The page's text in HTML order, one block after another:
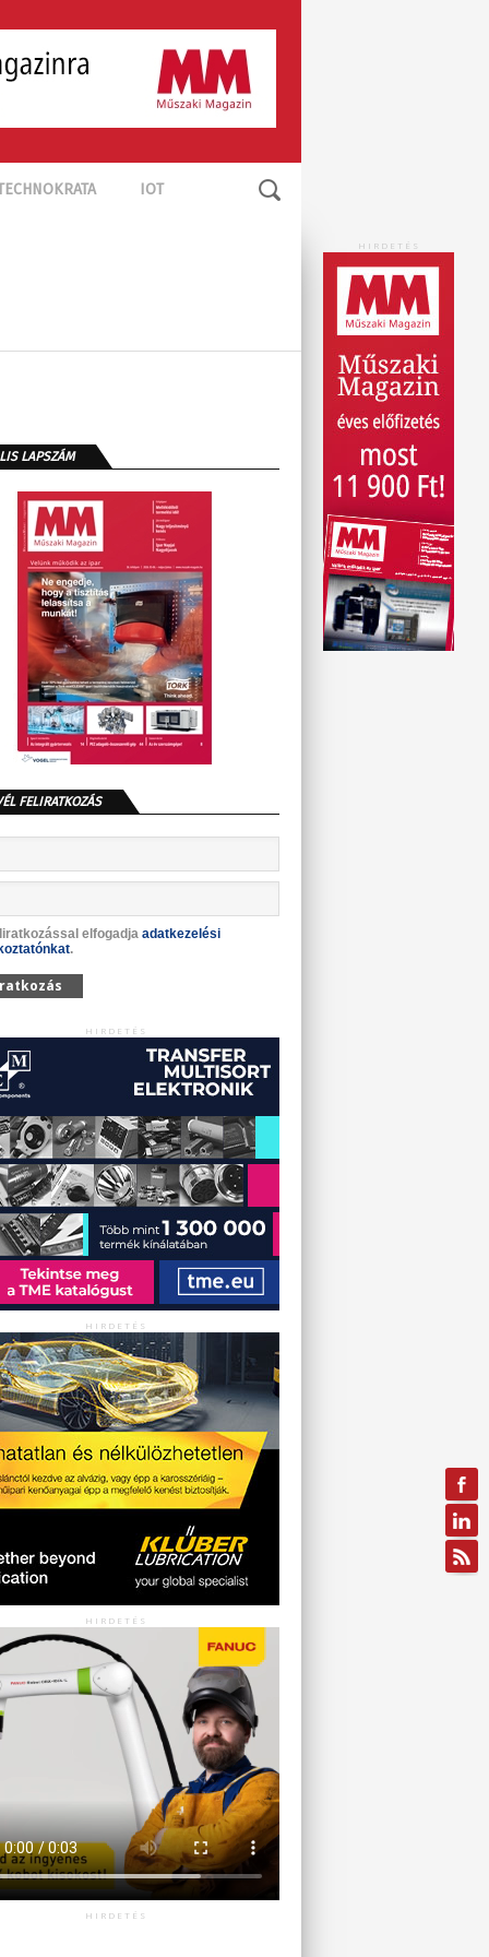
IOT
HIRDETÉS
LAPSZÁM
FELIRATKOZÁS
elfogadja adatkezelési
.
HIRDETÉS
HIRDETÉS
HIRDETÉS
HIRDETÉS